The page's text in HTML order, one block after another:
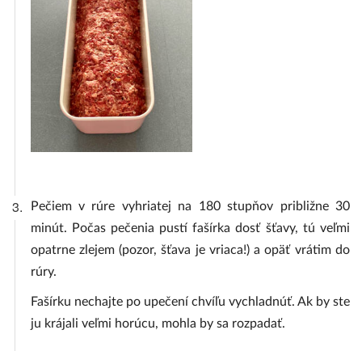
3.
Pečiem v rúre vyhriatej na 180 stupňov približne 30
minút. Počas pečenia pustí fašírka dosť šťavy, tú veľmi
opatrne zlejem (pozor, šťava je vriaca!) a opäť vrátim do
rúry.
Fašírku nechajte po upečení chvíľu vychladnúť. Ak by ste
ju krájali veľmi horúcu, mohla by sa rozpadať.